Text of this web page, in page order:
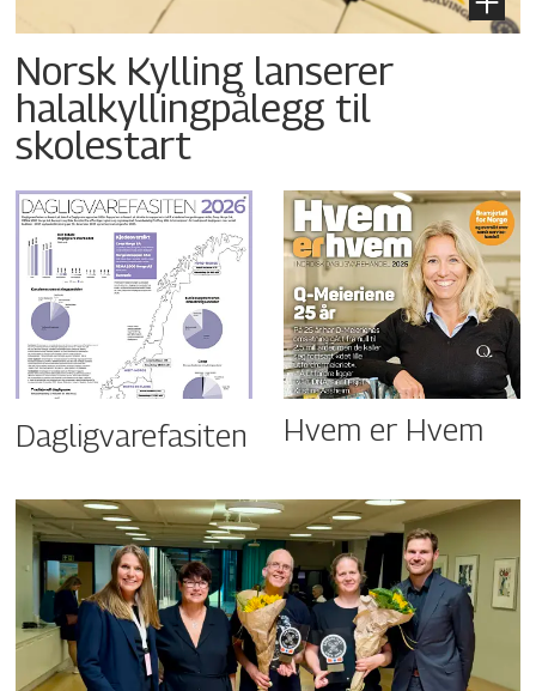
Norsk Kylling lanserer
halalkyllingpålegg til
skolestart
Dagligvarefasiten Hvem er Hvem